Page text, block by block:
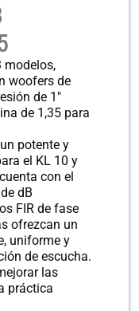
modelos,
woofers de
de 1″
de 1,35 para
potente y
el KL 10 y
con el
dB
FIR de fase
ofrezcan un
uniforme y
de escucha.
las
práctica